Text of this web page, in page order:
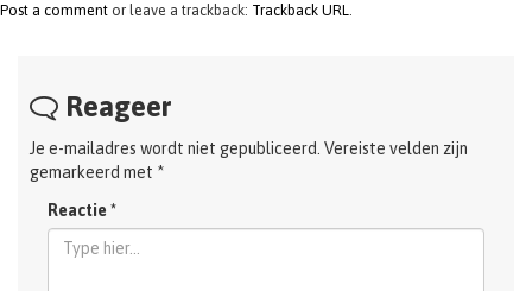
Post a comment or leave a trackback: Trackback URL.
Reageer
Je e-mailadres wordt niet gepubliceerd. Vereiste velden zijn
gemarkeerd met *
Reactie *